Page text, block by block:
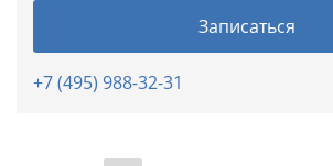
Записаться
+7 (495) 988-32-31